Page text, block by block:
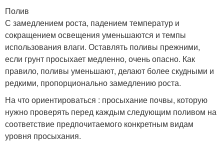
Полив
С замедлением роста, падением температур и
сокращением освещения уменьшаются и темпы
использования влаги. Оставлять поливы прежними,
если грунт просыхает медленно, очень опасно. Как
правило, поливы уменьшают, делают более скудными и
редкими, пропорционально замедлению роста.
На что ориентироваться : просыхание почвы, которую
нужно проверять перед каждым следующим поливом на
соответствие предпочитаемого конкретным видам
уровня просыхания.